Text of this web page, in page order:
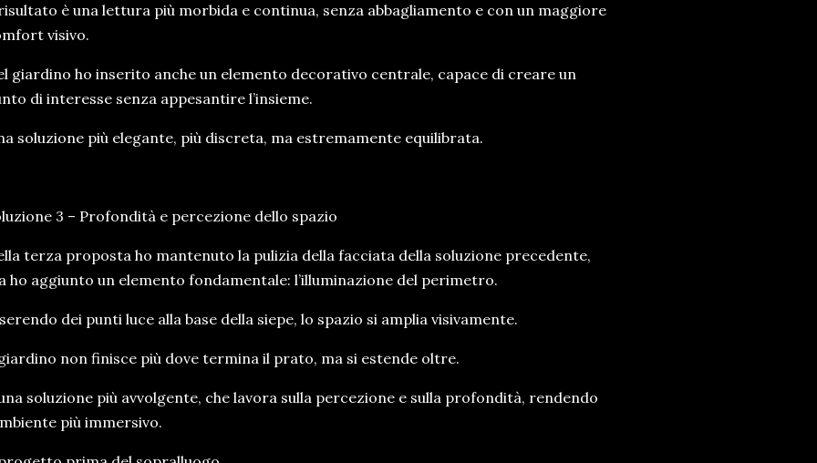
è una lettura più morbida e continua, senza abbagliamento e con un maggiore
visivo.
giardino ho inserito anche un elemento decorativo centrale, capace di creare un
di interesse senza appesantire l’insieme.
soluzione più elegante, più discreta, ma estremamente equilibrata.
3 – Profondità e percezione dello spazio
terza proposta ho mantenuto la pulizia della facciata della soluzione precedente,
ho aggiunto un elemento fondamentale: l’illuminazione del perimetro.
dei punti luce alla base della siepe, lo spazio si amplia visivamente.
non finisce più dove termina il prato, ma si estende oltre.
soluzione più avvolgente, che lavora sulla percezione e sulla profondità, rendendo
più immersivo.